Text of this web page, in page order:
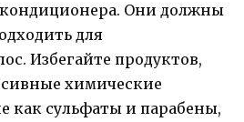
Они должны
для
Избегайте продуктов,
химические
как сульфаты и парабены,